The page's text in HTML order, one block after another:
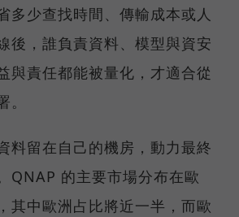
多少查找時間、傳輸成本或人
後，誰負責資料、模型與資安
與責任都能被量化，才適合從
料留在自己的機房，動力最終
QNAP 的主要市場分布在歐
其中歐洲占比將近一半，而歐